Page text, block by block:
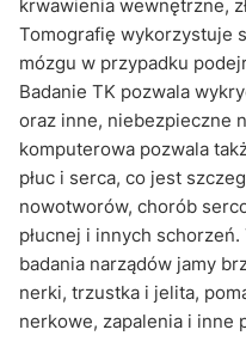
krwawienia wewnętrzne,
Tomografię wykorzystuje
mózgu w przypadku
Badanie TK pozwala
oraz inne, niebezpieczne
komputerowa pozwala
płuc i serca, co jest
nowotworów, chorób
płucnej i innych
badania narządów jamy
nerki, trzustka i jelita,
nerkowe, zapalenia i inne